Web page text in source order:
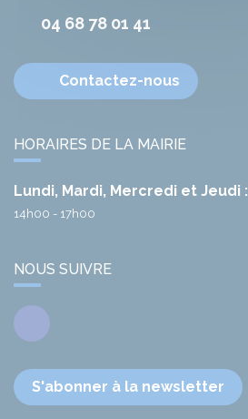
04 68 78 01 41
Contactez-nous
HORAIRES DE LA MAIRIE
Lundi, Mardi, Mercredi et Jeudi :
14h00 - 17h00
NOUS SUIVRE
Facebook
S'abonner à la newsletter